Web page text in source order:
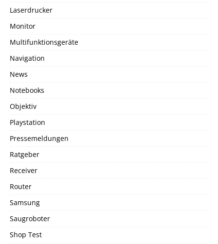
Laserdrucker
Monitor
Multifunktionsgeräte
Navigation
News
Notebooks
Objektiv
Playstation
Pressemeldungen
Ratgeber
Receiver
Router
Samsung
Saugroboter
Shop Test